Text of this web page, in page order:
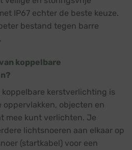
IP67 echter de beste keuze.
bestand tegen barre
koppelbare
kerstverlichting is
oppervlakken, objecten en
mee kunt verlichten. Je
lichtsnoeren aan elkaar op
(startkabel) voor een